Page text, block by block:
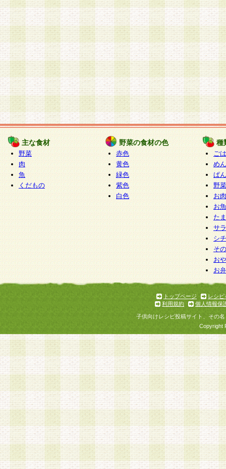
主な食材
野菜
肉
魚
くだもの
野菜の食材の色
赤色
黄色
緑色
紫色
白色
種
ご
めん
ぱん
野
お
お
た
サ
シ
そ
お
お
トップページ
レシピ
利用規約
個人情報保
子供向けレシピ投稿サイト、その
Copyright